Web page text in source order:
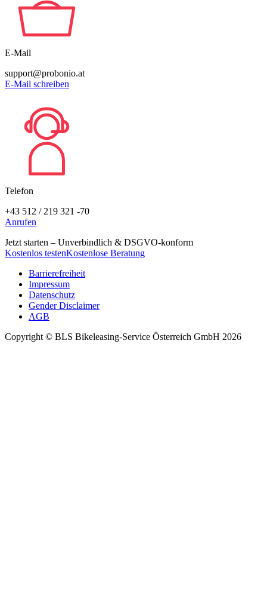
E-Mail
support@probonio.at
E-Mail schreiben
Telefon
+43 512 / 219 321 -70
Anrufen
Jetzt starten – Unverbindlich & DSGVO-konform
Kostenlos testenKostenlose Beratung
Barrierefreiheit
Impressum
Datenschutz
Gender Disclaimer
AGB
Copyright © BLS Bikeleasing-Service Österreich GmbH 2026